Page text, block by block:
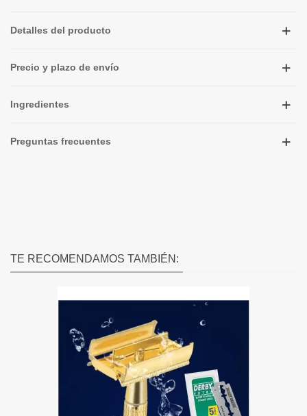
Detalles del producto
Precio y plazo de envío
Ingredientes
Preguntas frecuentes
TE RECOMENDAMOS TAMBIÉN: